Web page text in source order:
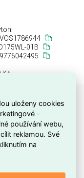
01B
Kč
Svítidla,
výrobce Maytoni,
01B.
Kód EMAS
uloženy cookies
-
používání webu,
reklamou. Své
na